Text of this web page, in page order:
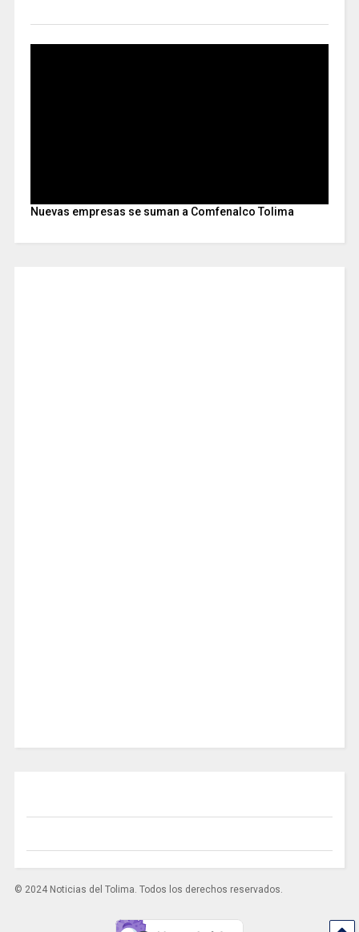
Nuevas empresas se suman a Comfenalco Tolima
© 2024 Noticias del Tolima. Todos los derechos reservados.